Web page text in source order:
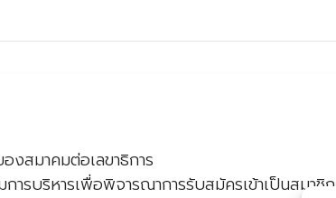
งสมาคมต่อเลขาธิการ
ารบริหารเพื่อพิจารณาการรับสมัครเข้าเป็นสมาชิก